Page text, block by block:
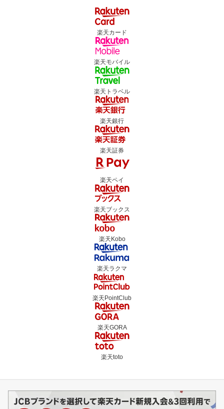
楽天カード
楽天モバイル
楽天トラベル
楽天銀行
楽天証券
楽天ペイ
楽天ブックス
楽天Kobo
楽天ラクマ
楽天PointClub
楽天GORA
楽天toto